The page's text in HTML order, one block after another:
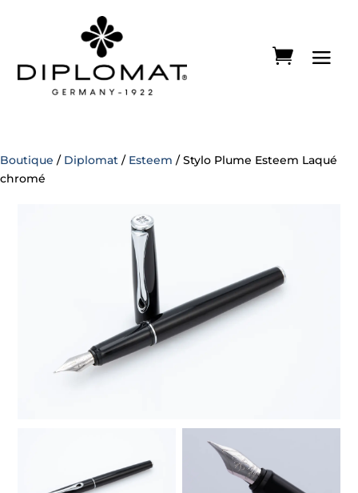
Boutique / Diplomat / Esteem / Stylo Plume Esteem Laqué
chromé